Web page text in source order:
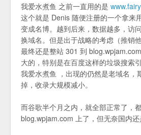
我爱水煮鱼 之前一直用的是
这个就是 Denis 随便注册的一个拿来
变成名博。越到后来，数据越多，访
换域名。但是出于战略的考虑（推销
最终还是整站 301 到
大的，特别是在百度这样的垃圾搜索
我爱水煮鱼 ，出现的仍然是老域名，
掉，收录大规模减小。
而谷歌半个月之内，就全部正常了，
blog.wpjam.com 上了，但无奈国内还